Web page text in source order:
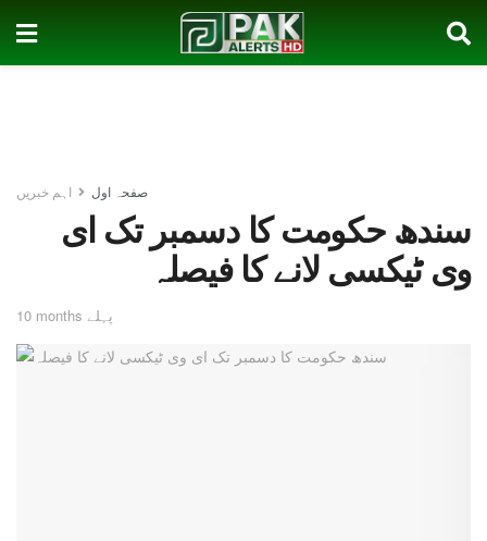
صفحہ اول اہم خبریں
سندھ حکومت کا دسمبر تک ای
وی ٹیکسی لانے کا فیصلہ
10 months پہلے